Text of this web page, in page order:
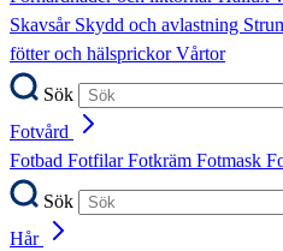
Skavsår Skydd och avlastning
fötter och hälsprickorVårtor
Sök
Fotvård
Fotbad FotfilarFotkräm Fotmask
Sök
Hår